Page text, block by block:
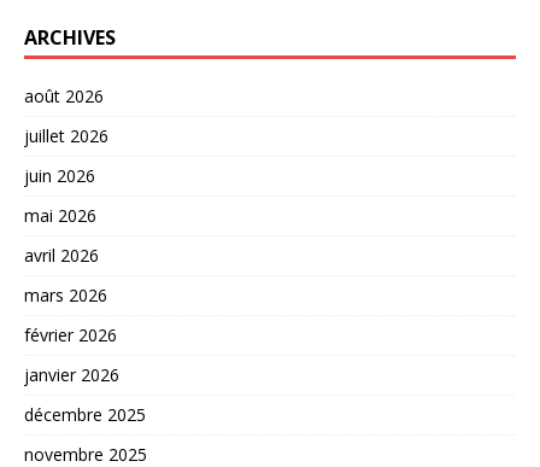
ARCHIVES
août 2026
juillet 2026
juin 2026
mai 2026
avril 2026
mars 2026
février 2026
janvier 2026
décembre 2025
novembre 2025